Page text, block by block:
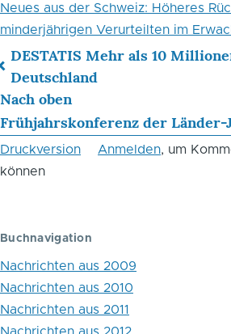
Neues aus der Schweiz: Höheres
minderjährigen Verurteilten im
Links
für
das
Blättern
2017
DESTATIS Mehr als 10
Deutschland
Nach oben
Frühjahrskonferenz der
Druckversion Anmelden, um
können
Buchnavigation
Nachrichten aus 2009
Nachrichten aus 2010
Nachrichten aus 2011